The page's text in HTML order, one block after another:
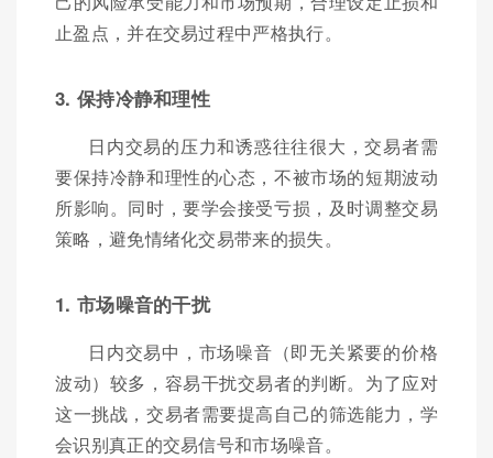
止盈点，并在交易过程中严格执行。
3. 保持冷静和理性
日内交易的压力和诱惑往往很大，交易者需
要保持冷静和理性的心态，不被市场的短期波动
所影响。同时，要学会接受亏损，及时调整交易
策略，避免情绪化交易带来的损失。
1. 市场噪音的干扰
日内交易中，市场噪音（即无关紧要的价格
波动）较多，容易干扰交易者的判断。为了应对
这一挑战，交易者需要提高自己的筛选能力，学
会识别真正的交易信号和市场噪音。